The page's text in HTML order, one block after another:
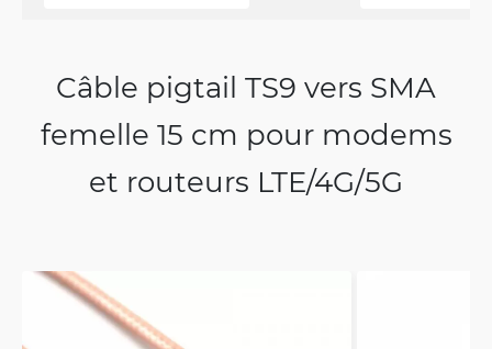
Câble pigtail TS9 vers SMA
femelle 15 cm pour modems
et routeurs LTE/4G/5G